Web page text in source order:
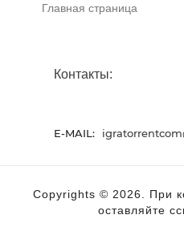
Главная страница
Контакты:
E-MAIL:
Copyrights © 2026. При
оставляйте